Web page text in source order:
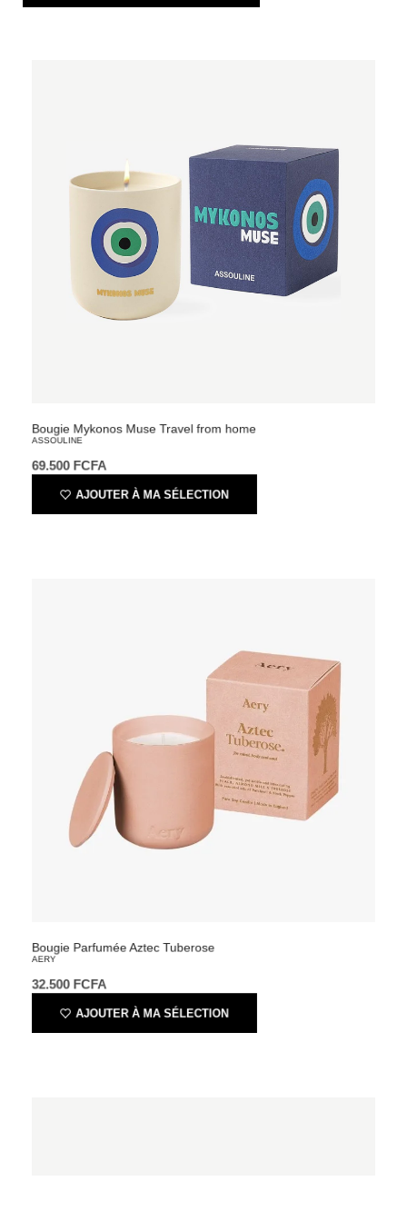
Bougie Mykonos Muse Travel from home
ASSOULINE
69.500 FCFA
AJOUTER À MA SÉLECTION
Bougie Parfumée Aztec Tuberose
AERY
32.500 FCFA
AJOUTER À MA SÉLECTION